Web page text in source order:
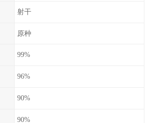
射干
原种
99%
96%
90%
90%